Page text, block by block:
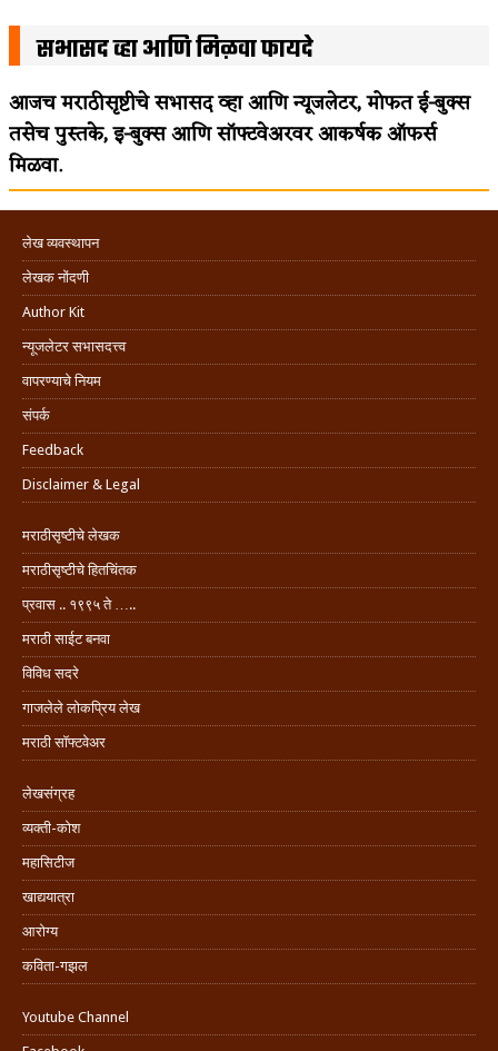
सभासद व्हा आणि मिळवा फायदे
आजच मराठीसृष्टीचे सभासद व्हा आणि न्यूजलेटर, मोफत ई-बुक्स
तसेच पुस्तके, इ-बुक्स आणि सॉफ्टवेअरवर आकर्षक ऑफर्स
मिळवा.
लेख व्यवस्थापन
लेखक नोंदणी
Author Kit
न्यूजलेटर सभासदत्त्व
वापरण्याचे नियम
संपर्क
Feedback
Disclaimer & Legal
मराठीसृष्टीचे लेखक
मराठीसृष्टीचे हितचिंतक
प्रवास .. १९९५ ते …..
मराठी साईट बनवा
विविध सदरे
गाजलेले लोकप्रिय लेख
मराठी सॉफ्टवेअर
लेखसंग्रह
व्यक्ती-कोश
महासिटीज
खाद्ययात्रा
आरोग्य
कविता-गझल
Youtube Channel